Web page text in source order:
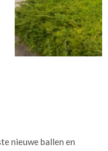
nieuwe ballen en